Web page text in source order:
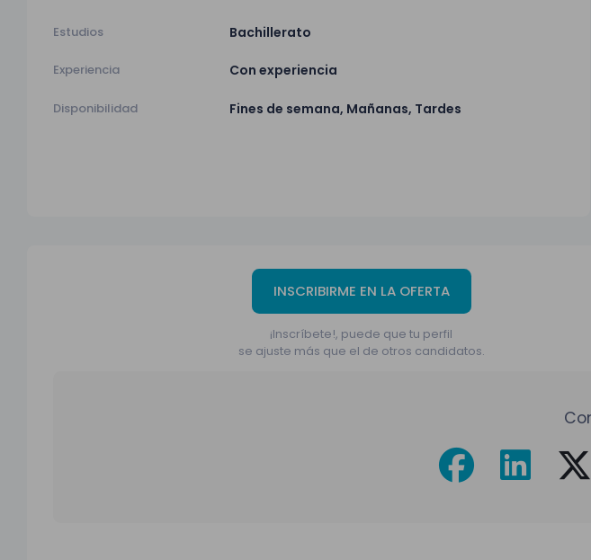
Estudios Bachillerato
Experiencia Con experiencia
Disponibilidad Fines de semana, Mañanas, Tardes
INSCRIBIRME EN LA OFERTA
¡Inscríbete!, puede que tu perfil
se ajuste más que el de otros candidatos.